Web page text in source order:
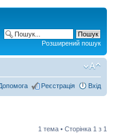
Розширений пошук
Реєстрація Вхід
1 тема • Сторінка 1 з 1